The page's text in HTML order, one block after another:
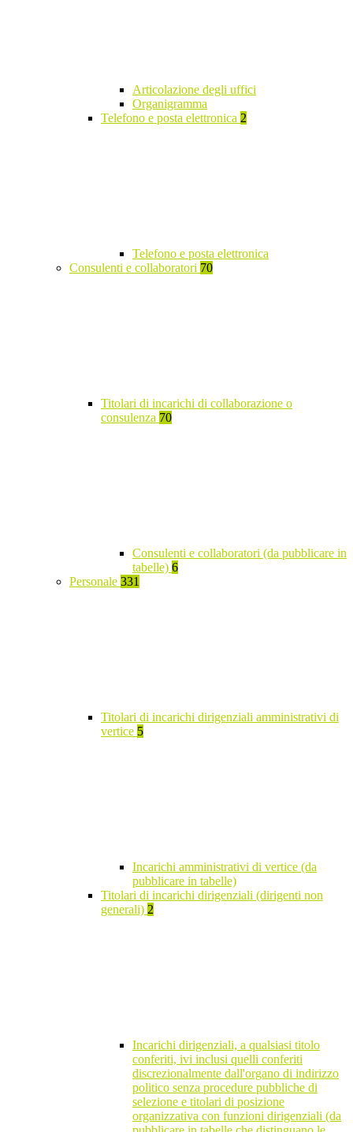
Articolazione degli uffici
Organigramma
Telefono e posta elettronica 2
Telefono e posta elettronica
Consulenti e collaboratori 70
Titolari di incarichi di collaborazione o
consulenza 70
Consulenti e collaboratori (da pubblicare in
tabelle) 6
Personale 331
Titolari di incarichi dirigenziali amministrativi di
vertice 5
Incarichi amministrativi di vertice (da
pubblicare in tabelle)
Titolari di incarichi dirigenziali (dirigenti non
generali) 2
Incarichi dirigenziali, a qualsiasi titolo
conferiti, ivi inclusi quelli conferiti
discrezionalmente dall'organo di indirizzo
politico senza procedure pubbliche di
selezione e titolari di posizione
organizzativa con funzioni dirigenziali (da